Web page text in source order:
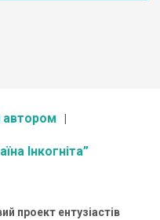
автором
Інкогніта”
проект ентузіастів